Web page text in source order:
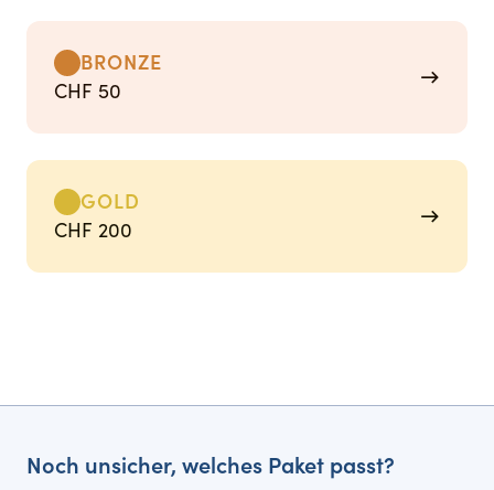
BRONZE
CHF 50
→
GOLD
CHF 200
→
Noch unsicher, welches Paket passt?